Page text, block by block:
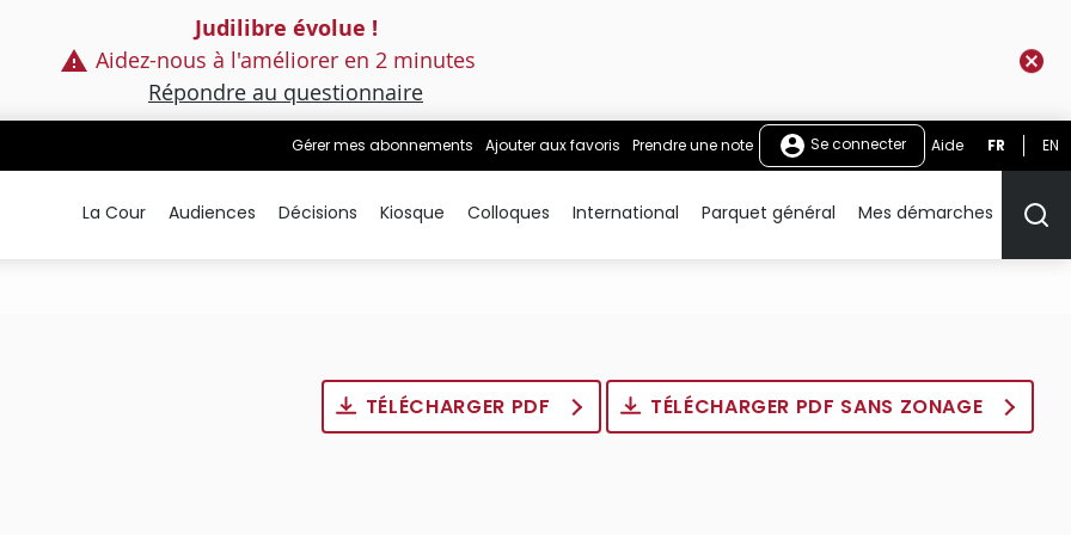
Judilibre évolue !
Aidez-nous à l'améliorer en 2 minutes
Répondre au questionnaire
Gérer mes abonnements Ajouter aux favoris Prendre une note Se connecter Aide FR EN
La Cour Audiences Décisions Kiosque Colloques International Parquet général Mes démarches
TÉLÉCHARGER PDF TÉLÉCHARGER PDF SANS ZONAGE